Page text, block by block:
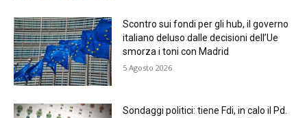
Scontro sui fondi per gli hub, il governo
italiano deluso dalle decisioni dell’Ue
smorza i toni con Madrid
5 Agosto 2026
Sondaggi politici: tiene Fdi, in calo il Pd.